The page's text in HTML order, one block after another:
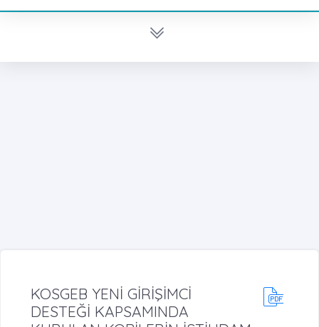
KOSGEB YENİ GİRİŞİMCİ
DESTEĞİ KAPSAMINDA